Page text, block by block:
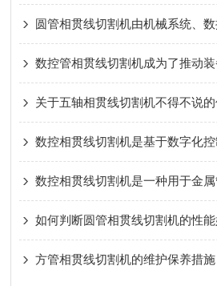
数控管相贯线切割机成为了推动
关于五轴相贯线切割机不得不说
数控相贯线切割机是基于数字化
数控相贯线切割机是一种用于金
如何判断圆管相贯线切割机的性能
方管相贯线切割机的维护保养措施